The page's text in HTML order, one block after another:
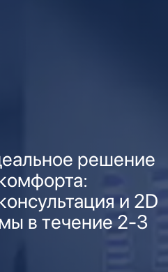
решение
и 2D
в течение 2-3